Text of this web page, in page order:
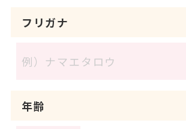
フリガナ
年齢